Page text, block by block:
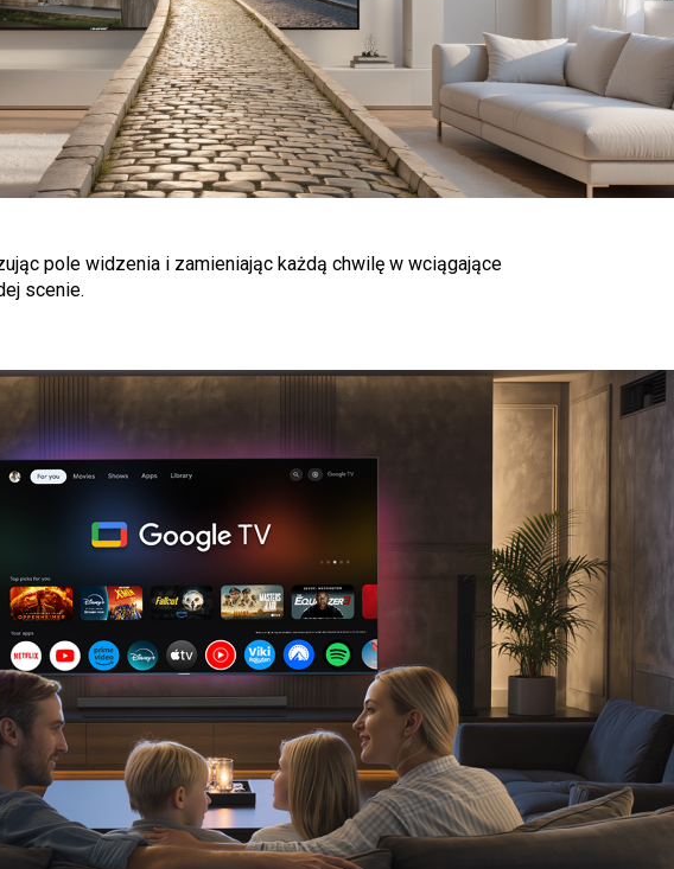
pole widzenia i zamieniając każdą chwilę w wciągające
scenie.